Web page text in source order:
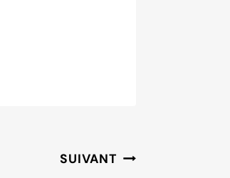
SUIVANT